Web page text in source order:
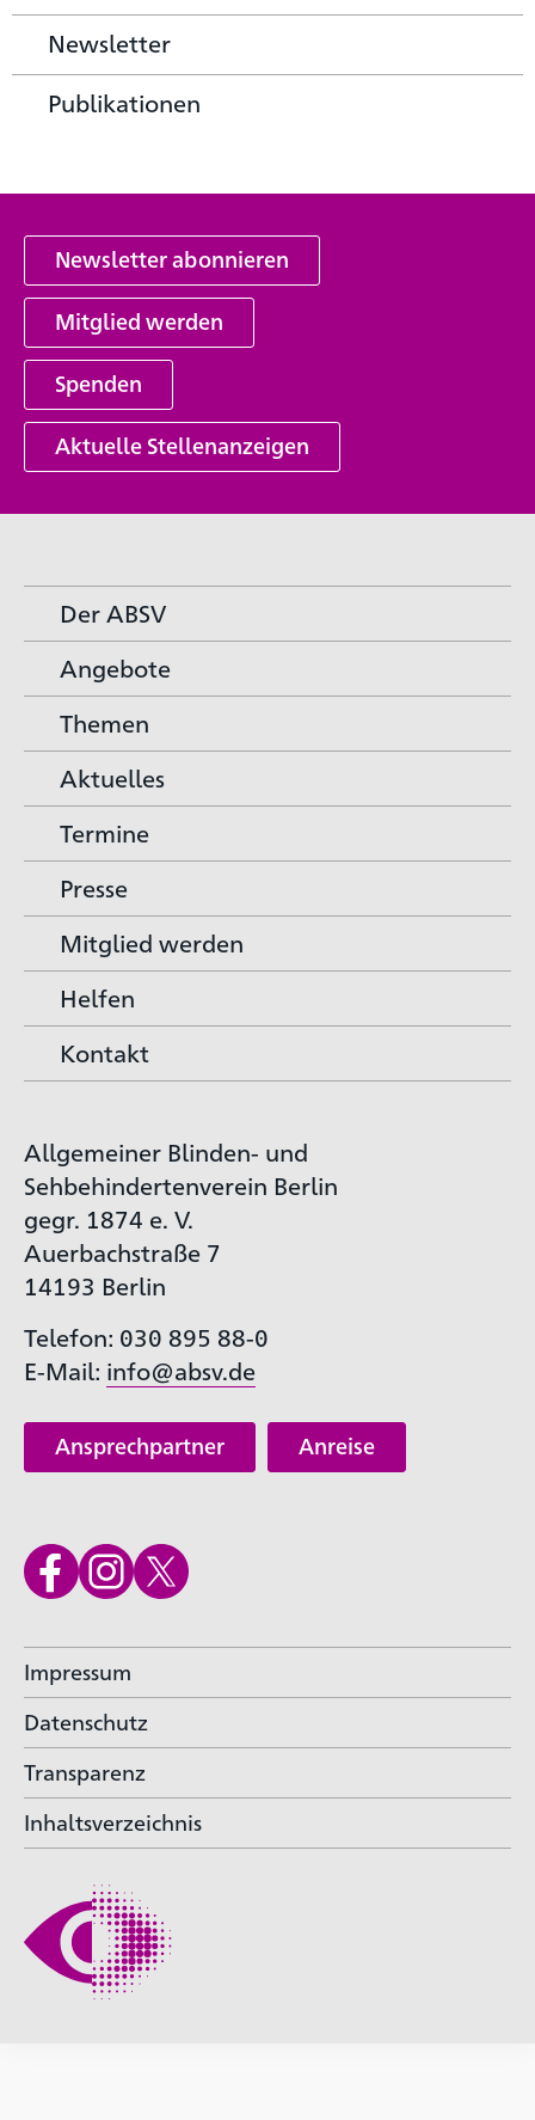
Newsletter
Publikationen
Newsletter abonnieren
Mitglied werden
Spenden
Aktuelle Stellenanzeigen
Der ABSV
Angebote
Themen
Aktuelles
Termine
Presse
Mitglied werden
Helfen
Kontakt
Allgemeiner Blinden- und
Sehbehindertenverein Berlin
gegr. 1874 e. V.
Auerbachstraße 7
14193 Berlin
Telefon: 030 895 88-0
E-Mail: info@absv.de
Ansprechpartner Anreise
Impressum
Datenschutz
Transparenz
Inhaltsverzeichnis